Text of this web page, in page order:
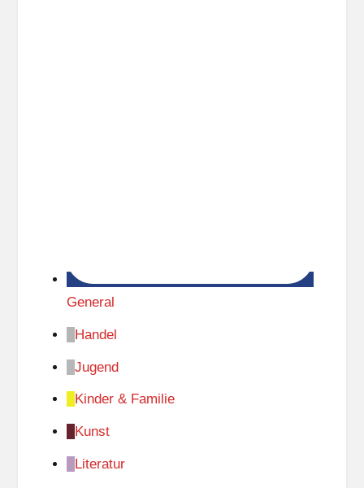
General
Handel
Jugend
Kinder & Familie
Kunst
Literatur